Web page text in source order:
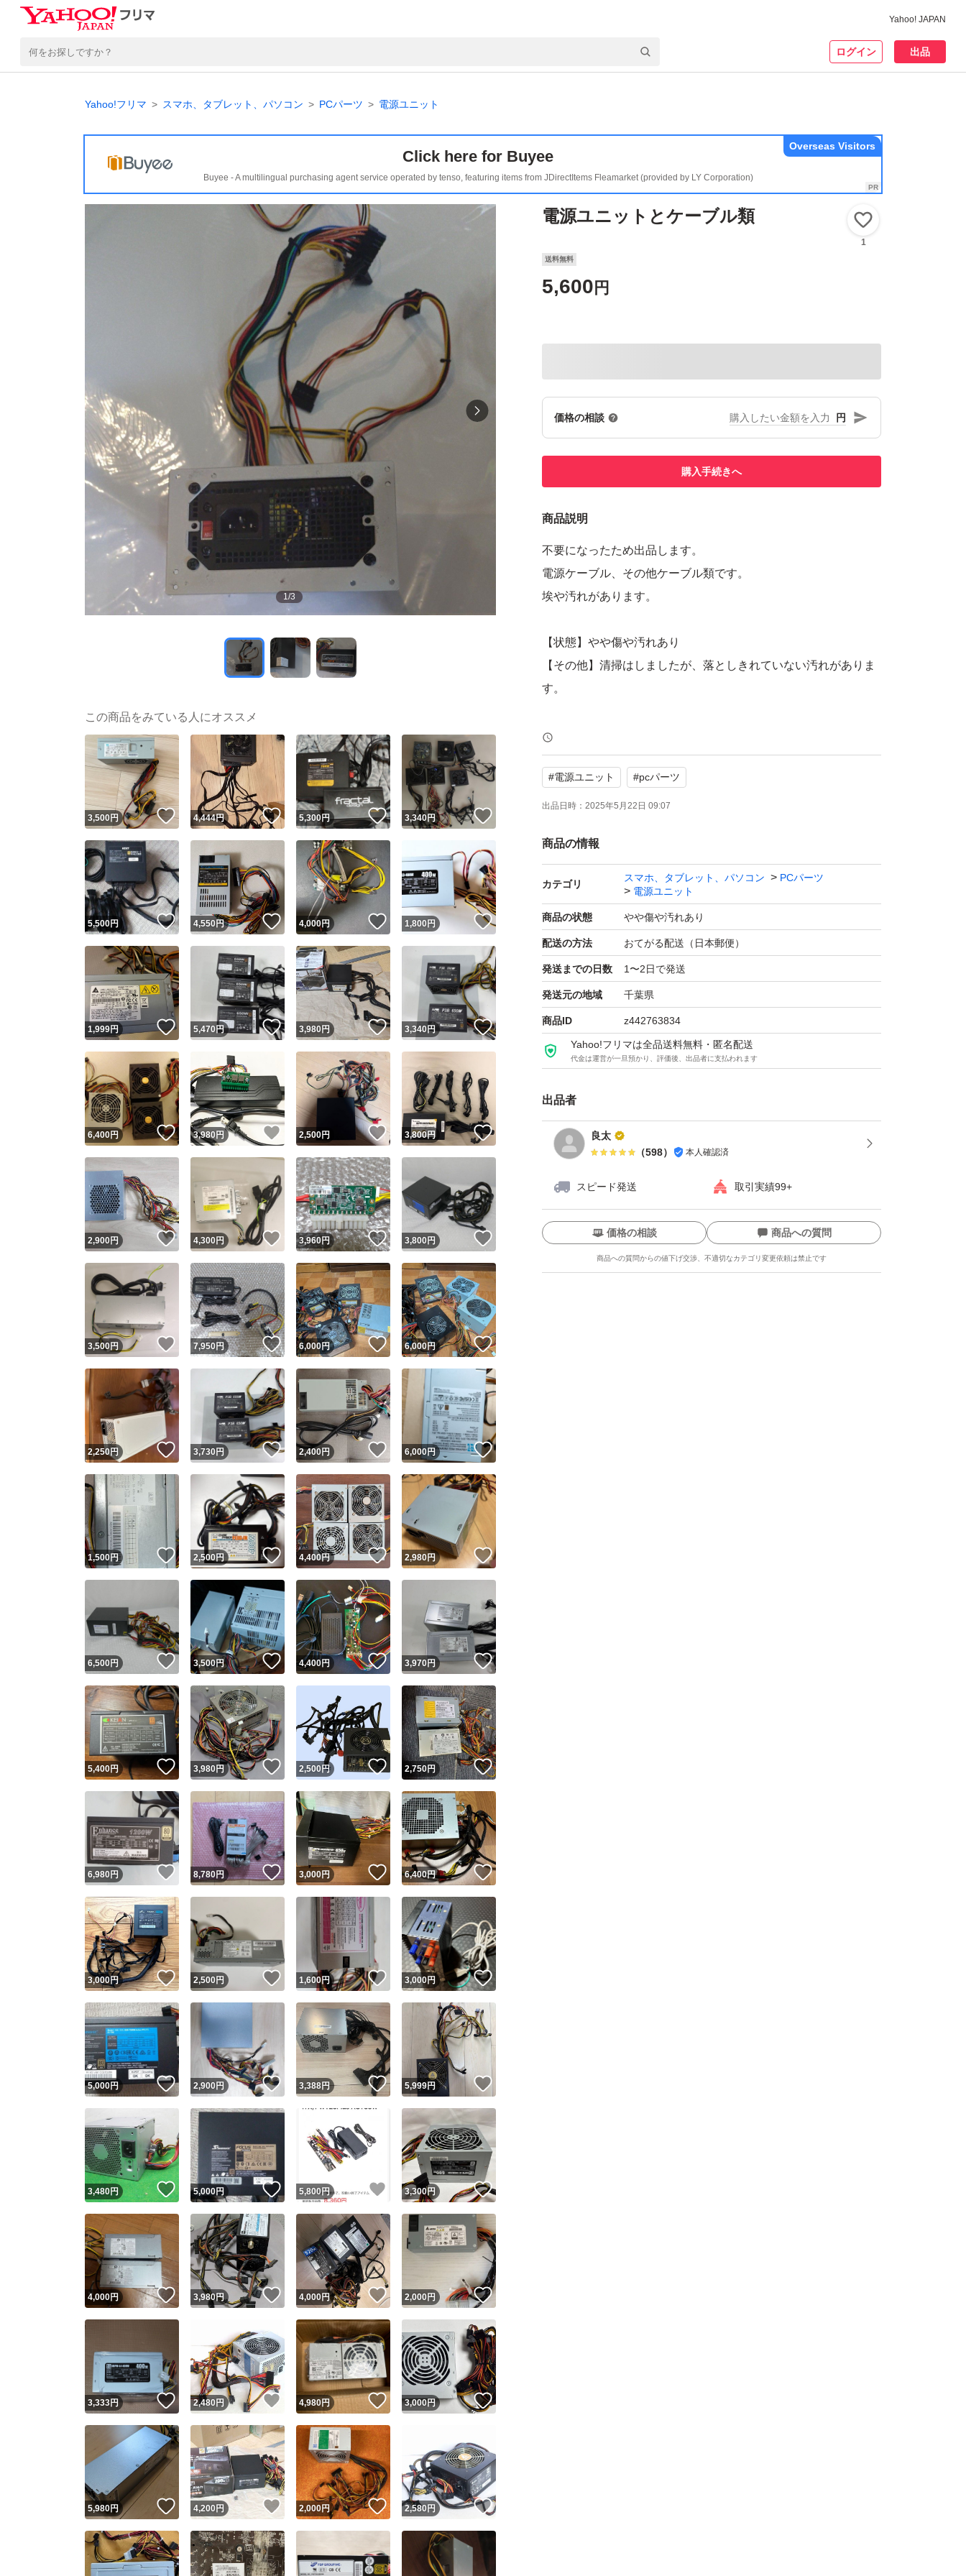
Yahoo! JAPAN
ログイン 出品
Yahoo!フリマ スマホ、タブレット、パソコン PCパーツ 電源ユニット
Click here for Buyee
Buyee - A multilingual purchasing agent service operated by tenso, featuring items from JDirectItems Fleamarket (provided by LY Corporation)
Overseas Visitors
1/3
電源ユニットとケーブル類
1
送料無料
5,600 円
価格の相談 円
購入手続きへ
商品説明
不要になったため出品します。
電源ケーブル、その他ケーブル類です。
埃や汚れがあります。
【状態】やや傷や汚れあり
【その他】清掃はしましたが、落としきれていない汚れがありま
す。
よろしくお願いいたします。
#電源ユニット #pcパーツ
出品日時： 2025年5月22日 09:07
商品の情報
カテゴリ
スマホ、タブレット、パソコン
PCパーツ
電源ユニット
商品の状態 やや傷や汚れあり
配送の方法 おてがる配送（日本郵便）
発送までの日数 1〜2日で発送
発送元の地域 千葉県
商品ID z442763834
Yahoo!フリマは全品送料無料・匿名配送
代金は運営が一旦預かり、評価後、出品者に支払われます
出品者
良太
（598） 本人確認済
スピード発送 取引実績99+
ユーザーの実績について
Yahoo!フリマが定めた一定の基準を満たしたユーザーにバッジを付与しています
安心取引出品者
安心取引出品者 Yahoo!フリマの基準をクリアした安心・安全なユーザーです
取引実績
取引実績◯+ このユーザーはYahoo!フリマの取引を完了させた実績があります
他フリマ実績◯+ このユーザーは他フリマサービスでの取引実績があります
スピード&安心発送
※このバッジは実績に基づく表示であり、発送を保証しているものではありません
スピード＆安心発送
このユーザーは高頻度で24時間以内＆設定した発送日数内に発送してい
ます
スピード発送 このユーザーは高頻度で24時間以内に発送しています
安心発送 このユーザーは設定した発送日数内に発送しています
価格の相談 商品への質問
商品への質問からの値下げ交渉、不適切なカテゴリ変更依頼は禁止です
この商品の情報をコピーします
商品画像の無断転載は禁止されています
コピーは1商品につき1回
出品ページへ
キャンセル
この商品をみている人にオススメ
3,500円 いいね！
4,444円 いいね！
5,300円 いいね！
3,340円
5,500円 いいね！
4,550円 いいね！
4,000円 いいね！
1,800 円 いいね！
1,999円 いいね！
5,470 円 いいね！
3,980円 いいね！
3,340円 いいね！
6,400円 いいね！
3,980 円 いいね！
2,500円 いいね！
3,800円 いいね！
2,900円 いいね！
4,300円 いいね！
3,960円 いいね！
3,800円
3,500円 いいね！
7,950円 いいね！
6,000円 いいね！
6,000円 いいね！
2,250円 いいね！
3,730円 いいね！
2,400円 いいね！
6,000円 いいね！
1,500円 いいね！
2,500円 いいね！
4,400円 いいね！
2,980円 いいね！
6,500円 いいね！
3,500円 いいね！
4,400円 いいね！
3,970円 いいね！
5,400円 いいね！
3,980円 いいね！
2,500円 いいね！
2,750円 いいね！
6,980円 いいね！
8,780円 いいね！
3,000円 いいね！
6,400円 いいね！
3,000円 いいね！
2,500円 いいね！
1,600円 いいね！
3,000円 いいね！
5,000円 いいね！
2,900円 いいね！
3,388円 いいね！
5,999円
3,480円 いいね！
5,000円 いいね！
5,800円 いいね！
3,300円 いいね！
4,000円 いいね！
3,980円 いいね！
4,000円 いいね！
2,000円 いいね！
3,333円 いいね！
2,480円 いいね！
4,980円 いいね！
3,000円 いいね！
5,980円 いいね！
4,200円 いいね！
2,000円 いいね！
2,580 円 いいね！